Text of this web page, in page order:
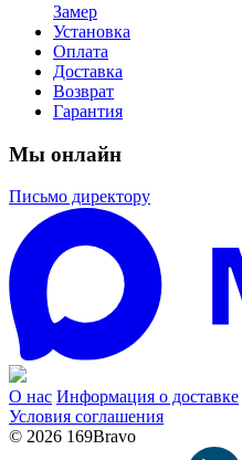
Замер
Установка
Оплата
Доставка
Возврат
Гарантия
Мы онлайн
Письмо директору
О нас Информация о доставке
Условия соглашения
© 2026 169Bravo